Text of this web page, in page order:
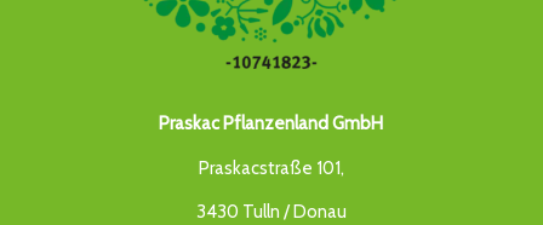
Praskac Pflanzenland GmbH
Praskacstraße 101,
3430 Tulln / Donau